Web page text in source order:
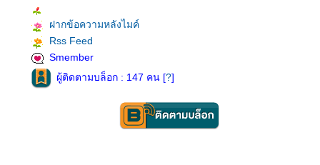
ฝากข้อความหลังไมค์
Rss Feed
Smember
ผู้ติดตามบล็อก : 147 คน [?]